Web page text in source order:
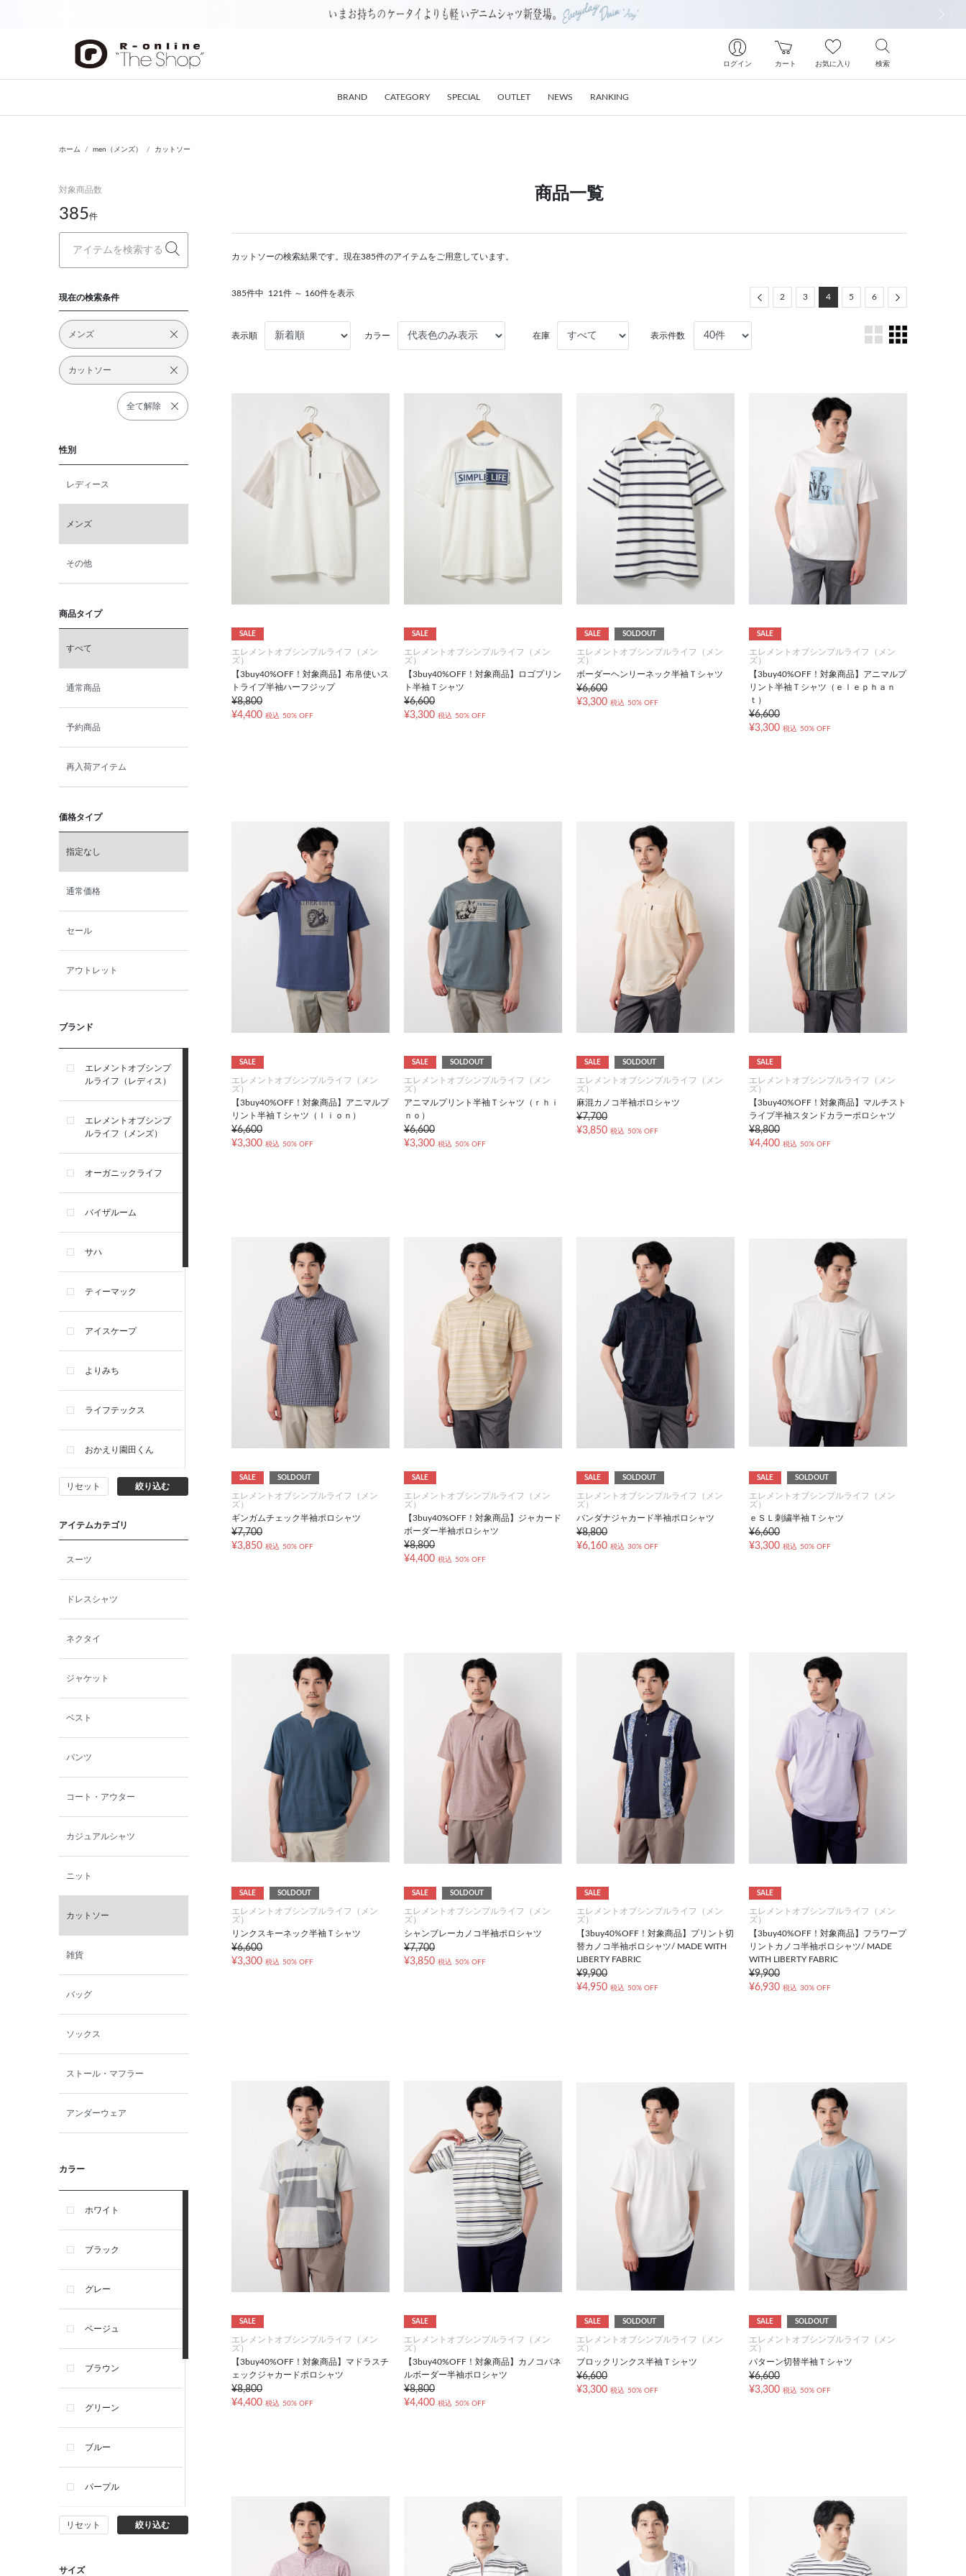
ログイン カート お気に入り 検索
BRAND CATEGORY SPECIAL OUTLET NEWS RANKING
ホーム men（メンズ） カットソー
対象商品数
385件
現在の検索条件
メンズ
カットソー
全て解除
性別
レディース
メンズ
その他
商品タイプ
すべて
通常商品
予約商品
再入荷アイテム
価格タイプ
指定なし
通常価格
セール
アウトレット
ブランド
エレメントオブシンプ
ルライフ（レディス）
エレメントオブシンプ
ルライフ（メンズ）
オーガニックライフ
バイザルーム
サハ
ティーマック
アイスケープ
よりみち
ライフテックス
おかえり園田くん
ビー・エー・ジー
イヴィスト
ン
西脇シリーズ
小泉革店
シャミー
パーソンズジーンズ
ファインデーション
ローズペッシュ / パル
モンド
リセット 絞り込む
アイテムカテゴリ
スーツ
ドレスシャツ
ネクタイ
ジャケット
ベスト
パンツ
コート・アウター
カジュアルシャツ
ニット
カットソー
雑貨
バッグ
ソックス
ストール・マフラー
アンダーウェア
カラー
ホワイト
ブラック
グレー
ベージュ
ブラウン
グリーン
ブルー
パープル
イエロー
ピンク
リセット 絞り込む
サイズ
商品一覧
カットソーの検索結果です。現在385件のアイテムをご用意しています。
385件中 121件 ～ 160件を表示 Previous
2 3 4 5 6 Next
表示順 カラー 在庫 表示件数
SALE
エレメントオブシンプルライフ（メン
ズ）
【3buy40%OFF！対象商品】布帛使いス
トライプ半袖ハーフジップ
¥8,800
¥4,400 税込 50% OFF
SALE
エレメントオブシンプルライフ（メン
ズ）
【3buy40%OFF！対象商品】ロゴプリン
ト半袖Ｔシャツ
¥6,600
¥3,300 税込 50% OFF
SALE SOLDOUT
エレメントオブシンプルライフ（メン
ズ）
ボーダーヘンリーネック半袖Ｔシャツ
¥6,600
¥3,300 税込 50% OFF
SALE
エレメントオブシンプルライフ（メン
ズ）
【3buy40%OFF！対象商品】アニマルプ
リント半袖Ｔシャツ（ｅｌｅｐｈａｎ
ｔ）
¥6,600
¥3,300 税込 50% OFF
SALE
エレメントオブシンプルライフ（メン
ズ）
【3buy40%OFF！対象商品】アニマルプ
リント半袖Ｔシャツ（ｌｉｏｎ）
¥6,600
¥3,300 税込 50% OFF
SALE SOLDOUT
エレメントオブシンプルライフ（メン
ズ）
アニマルプリント半袖Ｔシャツ（ｒｈｉ
ｎｏ）
¥6,600
¥3,300 税込 50% OFF
SALE SOLDOUT
エレメントオブシンプルライフ（メン
ズ）
麻混カノコ半袖ポロシャツ
¥7,700
¥3,850 税込 50% OFF
SALE
エレメントオブシンプルライフ（メン
ズ）
【3buy40%OFF！対象商品】マルチスト
ライプ半袖スタンドカラーポロシャツ
¥8,800
¥4,400 税込 50% OFF
SALE SOLDOUT
エレメントオブシンプルライフ（メン
ズ）
ギンガムチェック半袖ポロシャツ
¥7,700
¥3,850 税込 50% OFF
SALE
エレメントオブシンプルライフ（メン
ズ）
【3buy40%OFF！対象商品】ジャカード
ボーダー半袖ポロシャツ
¥8,800
¥4,400 税込 50% OFF
SALE SOLDOUT
エレメントオブシンプルライフ（メン
ズ）
バンダナジャカード半袖ポロシャツ
¥8,800
¥6,160 税込 30% OFF
SALE SOLDOUT
エレメントオブシンプルライフ（メン
ズ）
ｅＳＬ刺繍半袖Ｔシャツ
¥6,600
¥3,300 税込 50% OFF
SALE SOLDOUT
エレメントオブシンプルライフ（メン
ズ）
リンクスキーネック半袖Ｔシャツ
¥6,600
¥3,300 税込 50% OFF
SALE SOLDOUT
エレメントオブシンプルライフ（メン
ズ）
シャンブレーカノコ半袖ポロシャツ
¥7,700
¥3,850 税込 50% OFF
SALE
エレメントオブシンプルライフ（メン
ズ）
【3buy40%OFF！対象商品】プリント切
替カノコ半袖ポロシャツ/ MADE WITH
LIBERTY FABRIC
¥9,900
¥4,950 税込 50% OFF
SALE
エレメントオブシンプルライフ（メン
ズ）
【3buy40%OFF！対象商品】フラワープ
リントカノコ半袖ポロシャツ/ MADE
WITH LIBERTY FABRIC
¥9,900
¥6,930 税込 30% OFF
SALE
エレメントオブシンプルライフ（メン
ズ）
【3buy40%OFF！対象商品】マドラスチ
ェックジャカードポロシャツ
¥8,800
¥4,400 税込 50% OFF
SALE
エレメントオブシンプルライフ（メン
ズ）
【3buy40%OFF！対象商品】カノコパネ
ルボーダー半袖ポロシャツ
¥8,800
¥4,400 税込 50% OFF
SALE SOLDOUT
エレメントオブシンプルライフ（メン
ズ）
ブロックリンクス半袖Ｔシャツ
¥6,600
¥3,300 税込 50% OFF
SALE SOLDOUT
エレメントオブシンプルライフ（メン
ズ）
パターン切替半袖Ｔシャツ
¥6,600
¥3,300 税込 50% OFF